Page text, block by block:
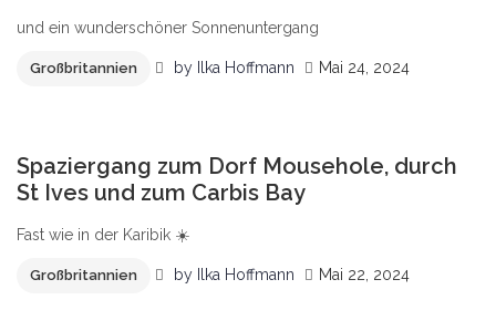
und ein wunderschöner Sonnenuntergang
Großbritannien by Ilka Hoffmann Mai 24, 2024
Spaziergang zum Dorf Mousehole, durch
St Ives und zum Carbis Bay
Fast wie in der Karibik ☀️
Großbritannien by Ilka Hoffmann Mai 22, 2024